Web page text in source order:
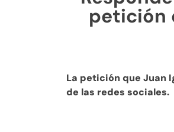
petición
La petición que Juan
de las redes sociales.